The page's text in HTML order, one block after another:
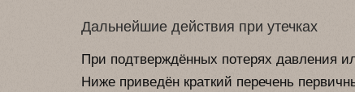
Дальнейшие действия при утечках
При подтверждённых потерях давления
Ниже приведён краткий перечень